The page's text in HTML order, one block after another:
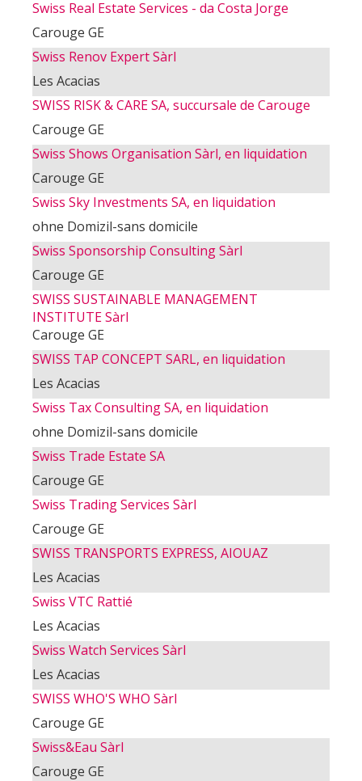
Swiss Real Estate Services - da Costa Jorge
Carouge GE
Swiss Renov Expert Sàrl
Les Acacias
SWISS RISK & CARE SA, succursale de Carouge
Carouge GE
Swiss Shows Organisation Sàrl, en liquidation
Carouge GE
Swiss Sky Investments SA, en liquidation
ohne Domizil-sans domicile
Swiss Sponsorship Consulting Sàrl
Carouge GE
SWISS SUSTAINABLE MANAGEMENT
INSTITUTE Sàrl
Carouge GE
SWISS TAP CONCEPT SARL, en liquidation
Les Acacias
Swiss Tax Consulting SA, en liquidation
ohne Domizil-sans domicile
Swiss Trade Estate SA
Carouge GE
Swiss Trading Services Sàrl
Carouge GE
SWISS TRANSPORTS EXPRESS, AIOUAZ
Les Acacias
Swiss VTC Rattié
Les Acacias
Swiss Watch Services Sàrl
Les Acacias
SWISS WHO'S WHO Sàrl
Carouge GE
Swiss&Eau Sàrl
Carouge GE